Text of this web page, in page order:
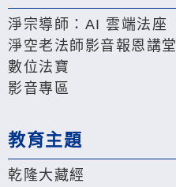
淨宗導師：AI 雲端法座
淨空老法師影音報恩講堂
數位法寶
影音專區
教育主題
乾隆大藏經